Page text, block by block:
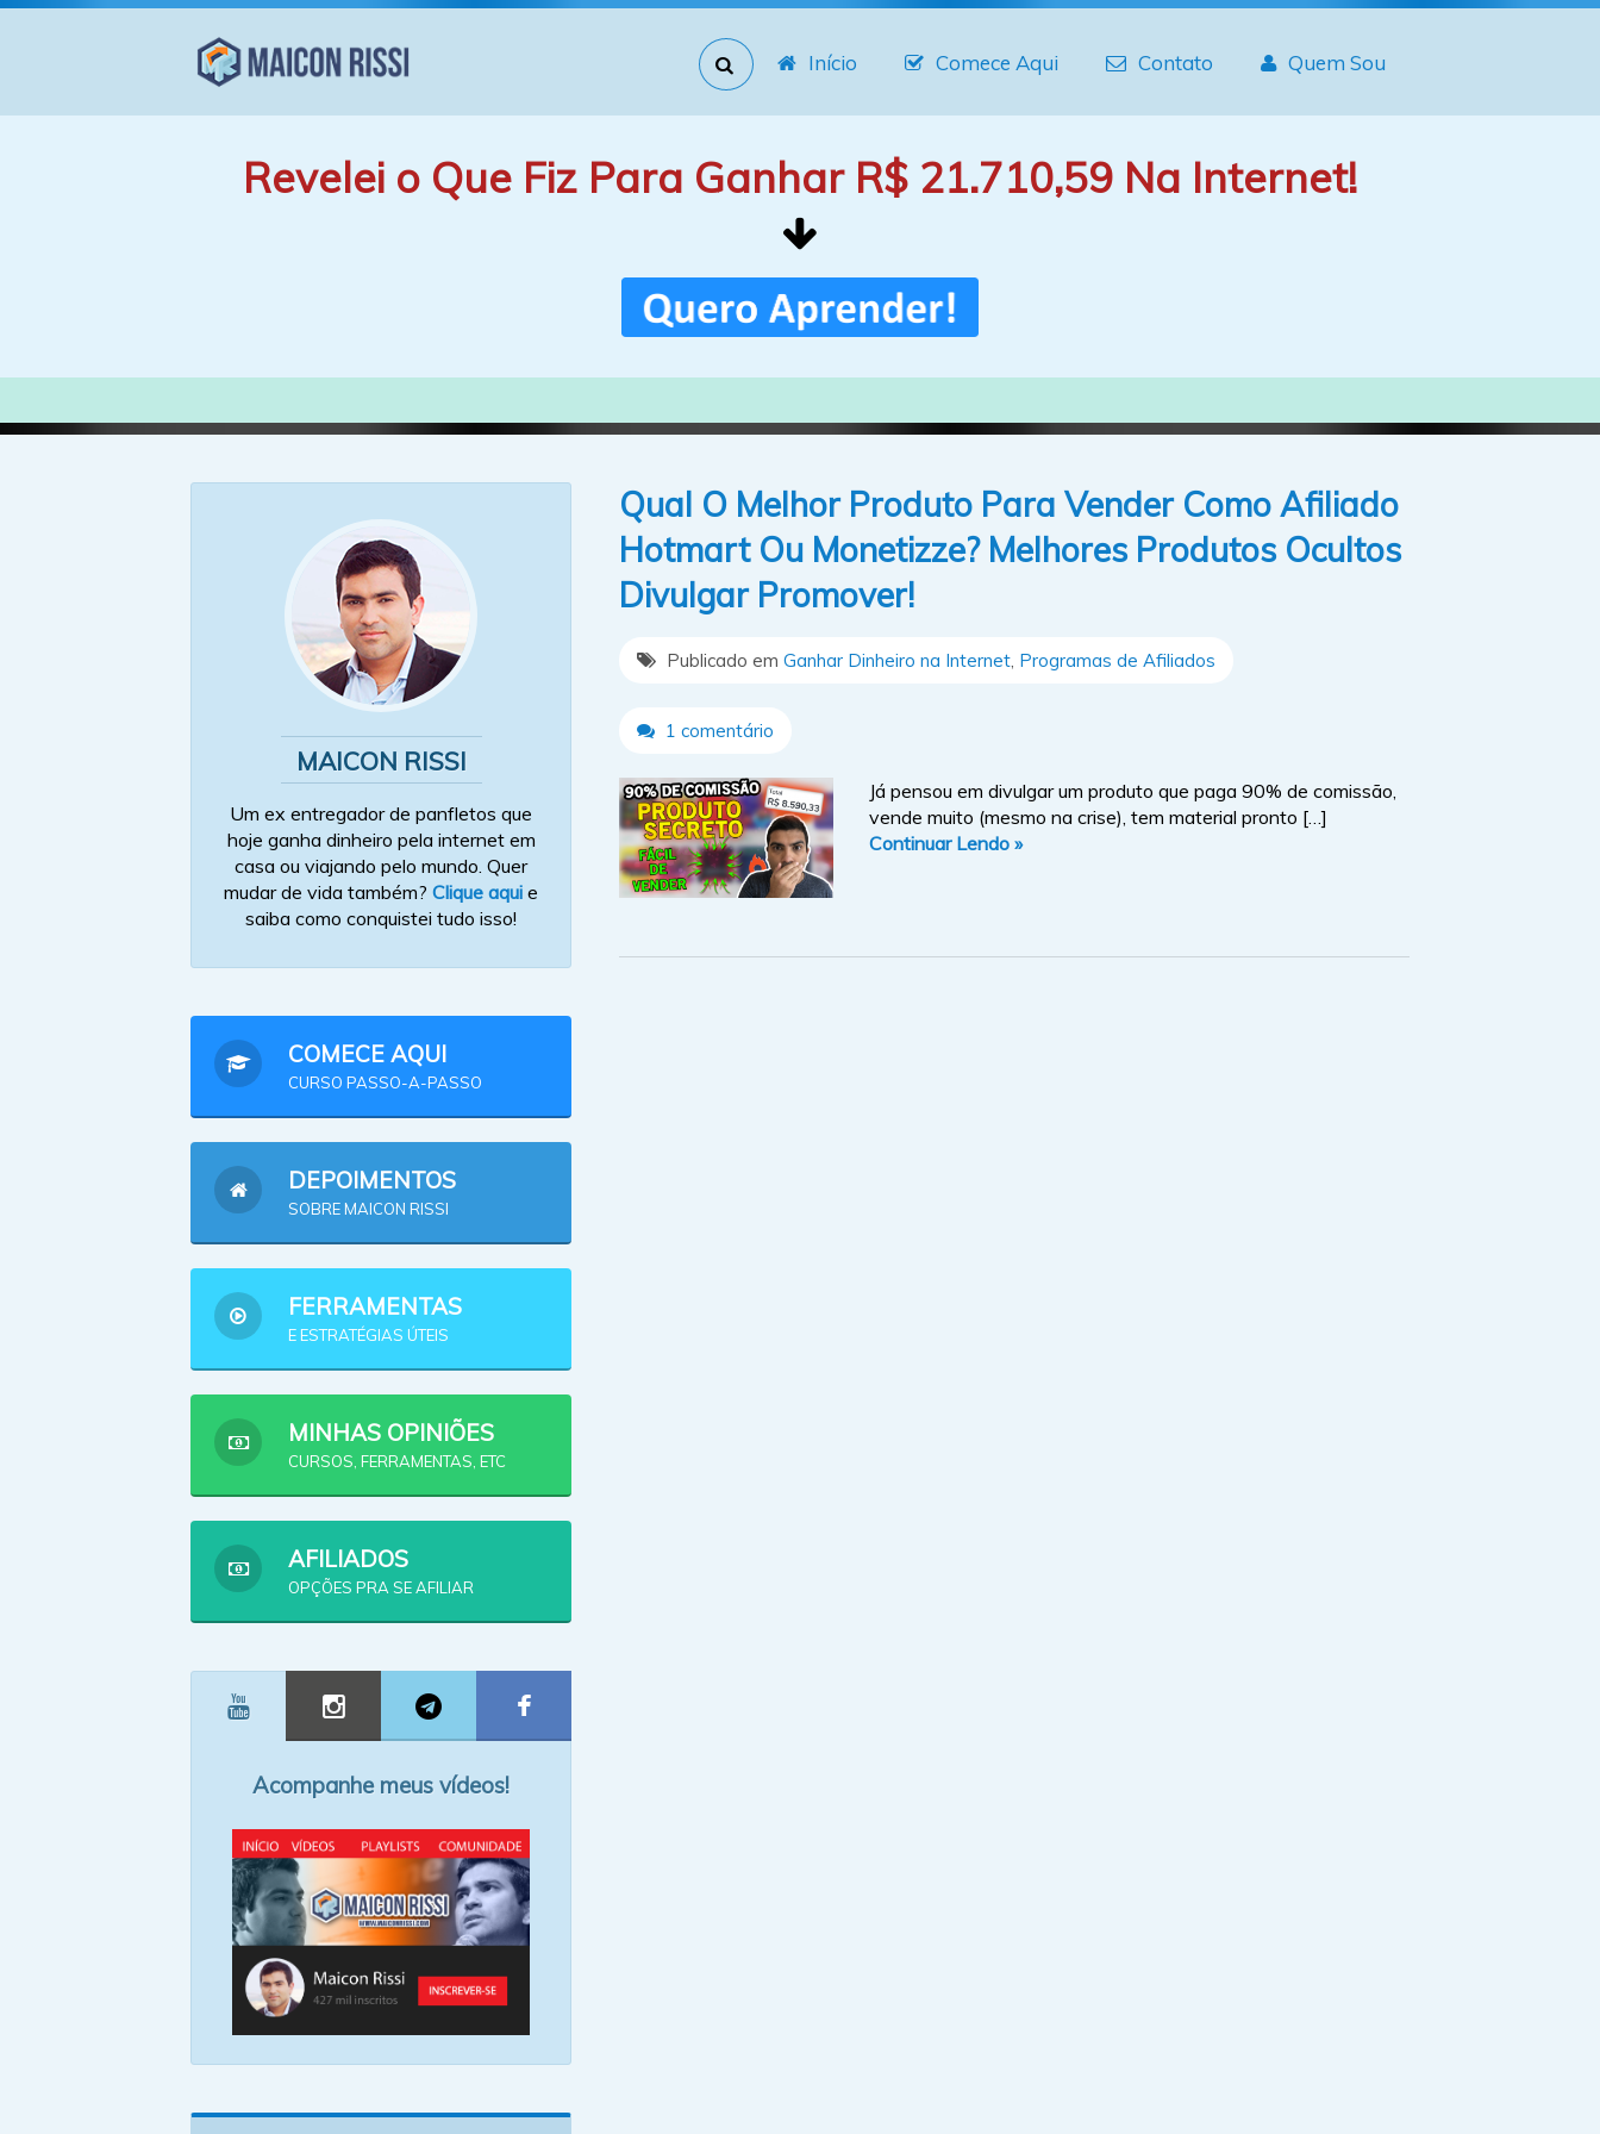
Início Comece Aqui Contato Quem Sou
Revelei o Que Fiz Para Ganhar R$ 21.710,59 Na Internet!
Qual O Melhor Produto Para Vender Como Afiliado
Hotmart Ou Monetizze? Melhores Produtos Ocultos
Divulgar Promover!
Publicado em Ganhar Dinheiro na Internet Programas de Afiliados
1 comentário
Já pensou em divulgar um produto que paga 90% de comissão,
vende muito (mesmo na crise), tem material pronto […]
Continuar Lendo »
MAICON RISSI
Um ex entregador de panfletos que
hoje ganha dinheiro pela internet em
casa ou viajando pelo mundo. Quer
mudar de vida também? Clique aqui e
saiba como conquistei tudo isso!
COMECE AQUI
CURSO PASSO-A-PASSO
DEPOIMENTOS
SOBRE MAICON RISSI
FERRAMENTAS
E ESTRATÉGIAS ÚTEIS
MINHAS OPINIÕES
CURSOS, FERRAMENTAS, ETC
AFILIADOS
OPÇÕES PRA SE AFILIAR
Acompanhe meus vídeos!